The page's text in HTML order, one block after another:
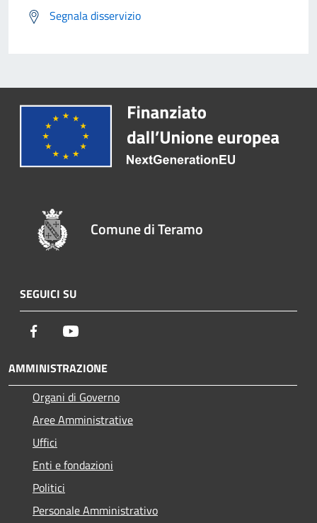
Segnala disservizio
Comune di Teramo
SEGUICI SU
Facebook
AMMINISTRAZIONE
Organi di Governo
Aree Amministrative
Uffici
Enti e fondazioni
Politici
Personale Amministrativo